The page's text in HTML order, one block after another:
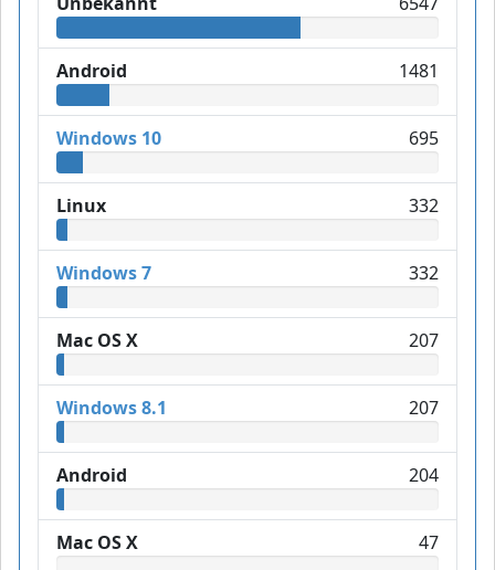
Android 1481
Windows 10 695
Linux 332
Windows 7 332
Mac OS X 207
Windows 8.1 207
Android 204
Mac OS X 47